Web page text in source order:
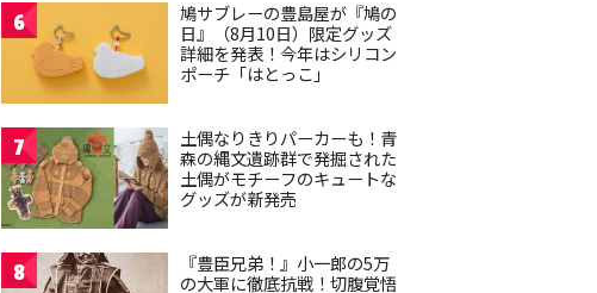
6
鳩サブレーの豊島屋が『鳩の
日』（8月10日）限定グッズ
詳細を発表！今年はシリコン
ポーチ「はとっこ」
7
土偶なりきりパーカーも！青
森の縄文遺跡群で発掘された
土偶がモチーフのキュートな
グッズが新発売
8
『豊臣兄弟！』小一郎の5万
の大軍に徹底抗戦！切腹覚悟